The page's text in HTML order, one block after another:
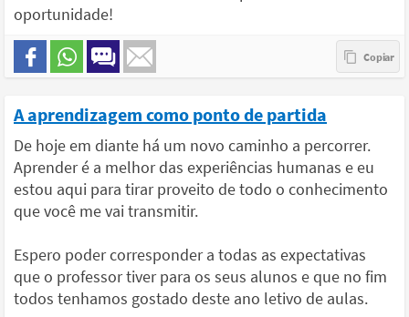
oportunidade!
A aprendizagem como ponto de partida
De hoje em diante há um novo caminho a percorrer.
Aprender é a melhor das experiências humanas e eu
estou aqui para tirar proveito de todo o conhecimento
que você me vai transmitir.
Espero poder corresponder a todas as expectativas
que o professor tiver para os seus alunos e que no fim
todos tenhamos gostado deste ano letivo de aulas.